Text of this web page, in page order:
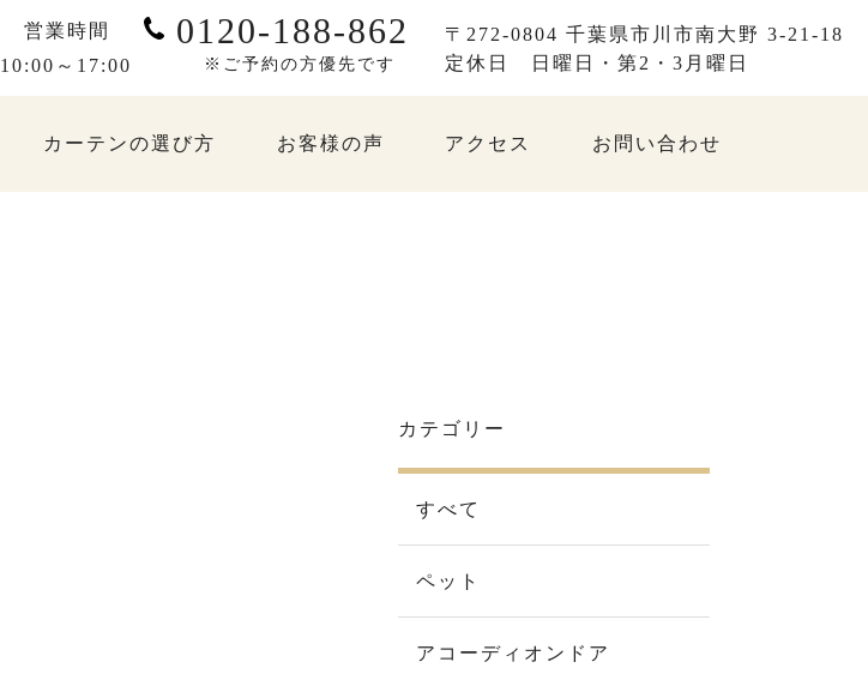
営業時間
10:00～17:00
0120-188-862
※ご予約の方優先です
〒272-0804 千葉県市川市南大野 3-21-18
定休日
日曜日・第2・3月曜日
カーテンの選び方 お客様の声 アクセス お問い合わせ
カテゴリー
すべて
ペット
アコーディオンドア